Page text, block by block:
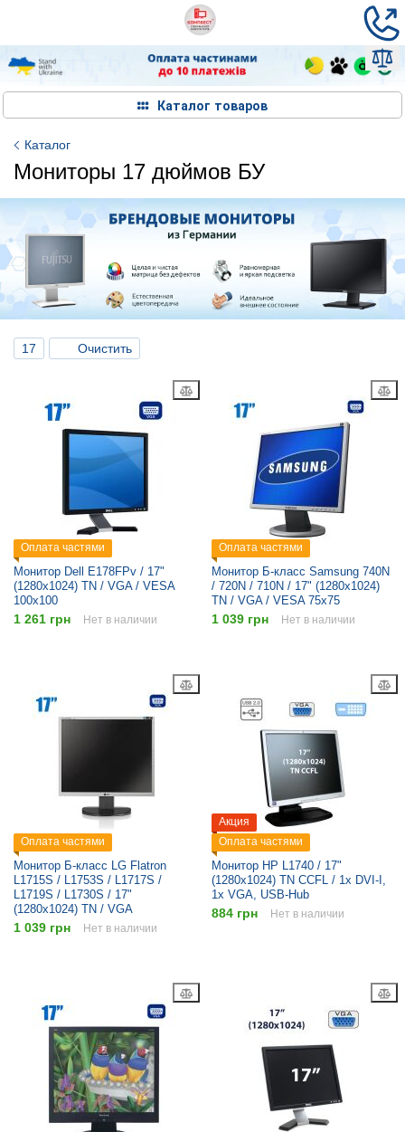
Каталог товаров
Каталог
Мониторы 17 дюймов БУ
17 Очистить
Оплата частями
Монитор Dell E178FPv / 17"
(1280x1024) TN / VGA / VESA
100x100
1 261 грн Нет в наличии
Оплата частями
Монитор Б-класс Samsung 740N
/ 720N / 710N / 17" (1280x1024)
TN / VGA / VESA 75x75
1 039 грн Нет в наличии
Оплата частями
Монитор Б-класс LG Flatron
L1715S / L1753S / L1717S /
L1719S / L1730S / 17"
(1280x1024) TN / VGA
1 039 грн Нет в наличии
Акция
Оплата частями
Монитор HP L1740 / 17"
(1280x1024) TN CCFL / 1x DVI-I,
1x VGA, USB-Hub
884 грн Нет в наличии